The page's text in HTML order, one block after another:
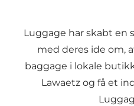
Luggage har skabt en
med deres ide om,
baggage i lokale
Lawaetz og få et